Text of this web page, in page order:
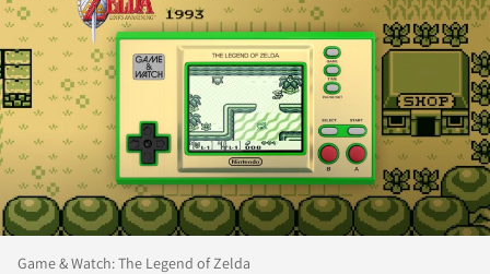
Game & Watch: The Legend of Zelda